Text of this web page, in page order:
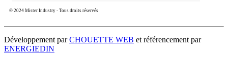
© 2024 Mister Industry - Tous droits réservés
Développement parCHOUETTE WEB et référencement par
ENERGIEDIN